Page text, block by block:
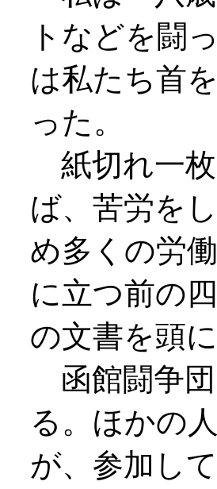
トなどを闘
は私たち首
った。
紙切れ一枚
ば、苦労を
め多くの労
に立つ前の
の文書を頭
函館闘争団
る。ほかの
が、参加し